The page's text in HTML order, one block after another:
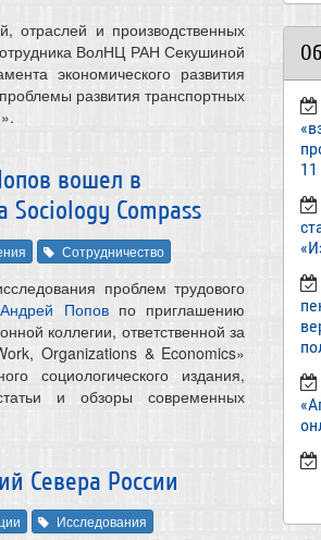
отраслей и производственных
ВолНЦ РАН Секушиной
экономического развития
развития транспортных
вошел в
Compass
Сотрудничество
проблем трудового
Андрей Поповпо приглашению
коллегии, ответственной за
Organizations & Economics»
социологического издания,
и обзоры современных
Севера России
Исследования